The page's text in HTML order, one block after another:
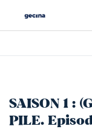
SAISON 1 :
PILE.